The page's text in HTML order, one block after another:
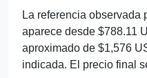
La referencia observada
aparece desde $788.11
aproximado de $1,576
indicada. El precio final